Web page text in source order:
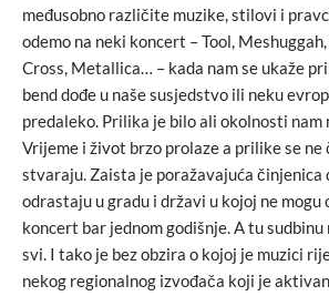
međusobno različite muzike, stilovi i
odemo na neki koncert – Tool,
Cross, Metallica… – kada nam se ukaže
bend dođe u naše susjedstvo ili neku
predaleko. Prilika je bilo ali okolnosti nam
Vrijeme i život brzo prolaze a prilike se ne
stvaraju. Zaista je poražavajuća činjenica
odrastaju u gradu i državi u kojoj ne
koncert bar jednom godišnje. A tu
svi. I tako je bez obzira o kojoj je muzici
nekog regionalnog izvođača koji je